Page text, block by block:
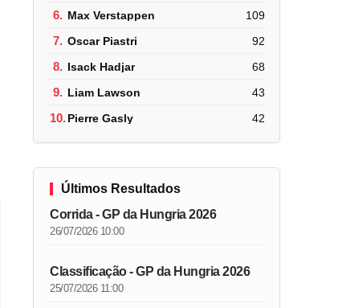
6. Max Verstappen 109
7. Oscar Piastri 92
8. Isack Hadjar 68
9. Liam Lawson 43
10.Pierre Gasly 42
Últimos Resultados
Corrida - GP da Hungria 2026
26/07/2026 10:00
Classificação - GP da Hungria 2026
25/07/2026 11:00